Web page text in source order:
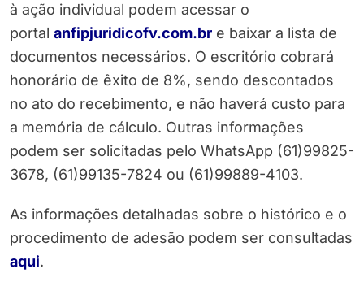
à ação individual podem acessar o
portal anfipjuridicofv.com.br e baixar a lista de
documentos necessários. O escritório cobrará
honorário de êxito de 8%, sendo descontados
no ato do recebimento, e não haverá custo para
a memória de cálculo. Outras informações
podem ser solicitadas pelo WhatsApp (61)99825-
3678, (61)99135-7824 ou (61)99889-4103.
As informações detalhadas sobre o histórico e o
procedimento de adesão podem ser consultadas
aqui.